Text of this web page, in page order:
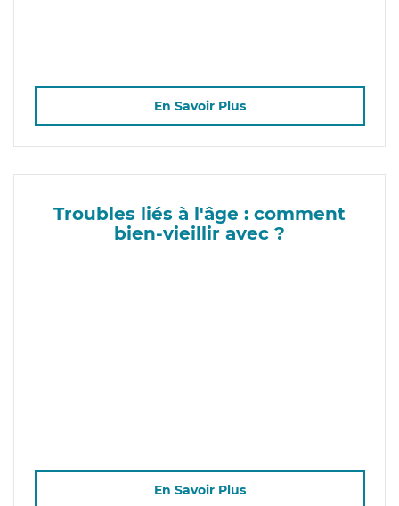
En Savoir Plus
Troubles liés à l'âge : comment
bien-vieillir avec ?
En Savoir Plus